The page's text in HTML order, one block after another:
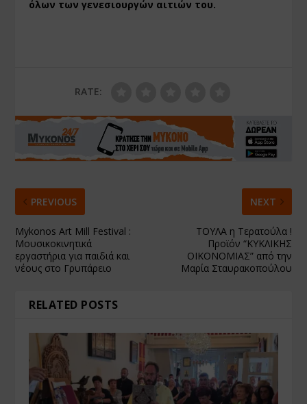
όλων των γενεσιουργών αιτιών του.
RATE:
PREVIOUS
Mykonos Art Mill Festival :
Μουσικοκινητικά
εργαστήρια για παιδιά και
νέους στο Γρυπάρειο
NEXT
ΤΟΥΛΑ η Τερατούλα !
Προϊόν “ΚΥΚΛΙΚΗΣ
ΟΙΚΟΝΟΜΙΑΣ” από την
Μαρία Σταυρακοπούλου
RELATED POSTS